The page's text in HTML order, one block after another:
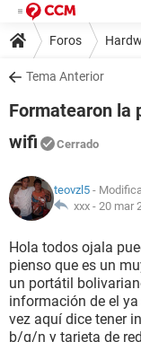
Foros
Tema Anterior
Formatearon la
wifi
Cerrado
teovzl5 -
xxx - 20 mar
Hola todos ojala
pienso que es un
un portátil
información de el
vez aquí dice tener
b/g/n y tarjeta de